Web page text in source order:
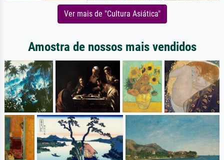
Ver mais de "Cultura Asiática"
Amostra de nossos mais vendidos